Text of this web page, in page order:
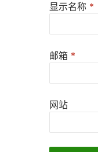
显示名称 *
邮箱 *
网站